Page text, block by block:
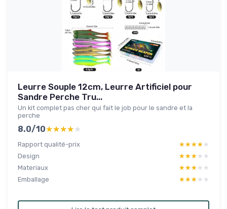
Leurre Souple 12cm, Leurre Artificiel pour
Sandre Perche Tru...
Un kit complet pas cher qui fait le job pour le sandre et la
perche
8.0/10★★★★★
★★★★★
Rapport qualité-prix ★★★★★
★★★★★
Design
★★★★★
★★★★★
Materiaux
★★★★★
★★★★★
Emballage
★★★★★
★★★★★